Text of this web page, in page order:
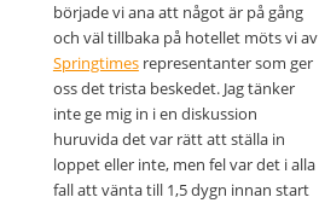
började vi ana att något är på gång
och väl tillbaka på hotellet möts vi av
Springtimesrepresentanter som ger
oss det trista beskedet. Jag tänker
inte ge mig in i en diskussion
huruvida det var rätt att ställa in
loppet eller inte, men fel var det i alla
fall att vänta till 1,5 dygn innan start